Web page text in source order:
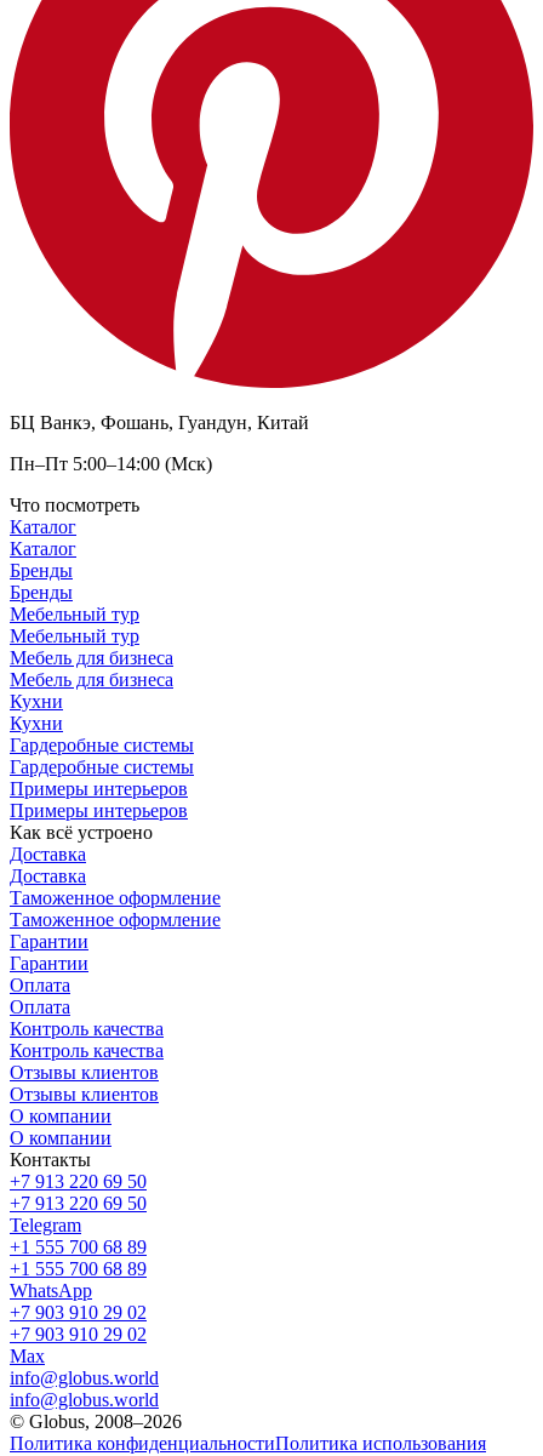
БЦ Ванкэ, Фошань, Гуандун, Китай
Пн–Пт 5:00–14:00 (Мск)
Что посмотреть
Каталог
Каталог
Бренды
Бренды
Мебельный тур
Мебельный тур
Мебель для бизнеса
Мебель для бизнеса
Кухни
Кухни
Гардеробные системы
Гардеробные системы
Примеры интерьеров
Примеры интерьеров
Как всё устроено
Доставка
Доставка
Таможенное оформление
Таможенное оформление
Гарантии
Гарантии
Оплата
Оплата
Контроль качества
Контроль качества
Отзывы клиентов
Отзывы клиентов
О компании
О компании
Контакты
+7 913 220 69 50
+7 913 220 69 50
Telegram
+1 555 700 68 89
+1 555 700 68 89
WhatsApp
+7 903 910 29 02
+7 903 910 29 02
Max
info@globus.world
info@globus.world
© Globus, 2008–2026
Политика конфиденциальностиПолитика использования